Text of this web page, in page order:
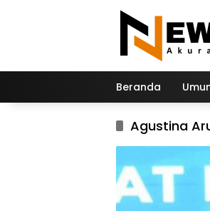
Beranda
Agustina